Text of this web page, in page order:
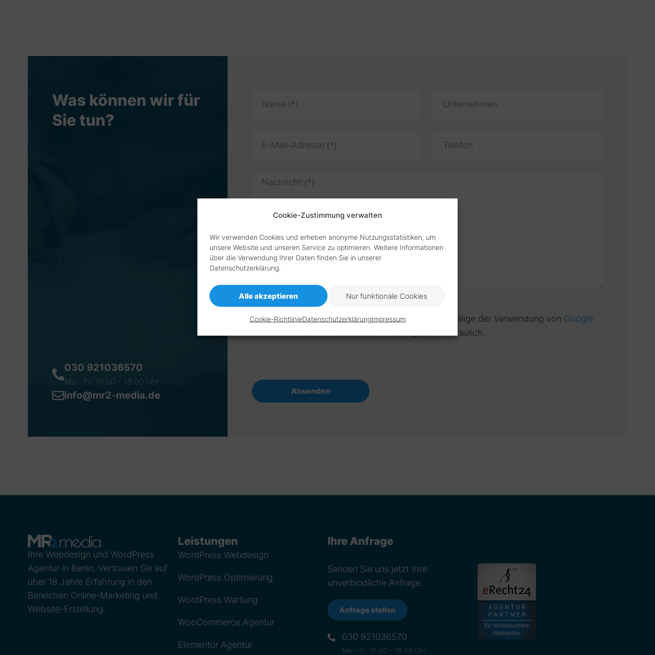
Cookie-Zustimmung verwalten
Wir verwenden Cookies und erheben anonyme Nutzungsstatistiken, um
unsere Website und unseren Service zu optimieren. Weitere Informationen
über die Verwendung Ihrer Daten finden Sie in unserer
Datenschutzerklärung.
Alle akzeptieren Nur funktionale Cookies
Cookie-RichtlinieDatenschutzerklärungImpressum
Was können wir für
Sie tun?
030 921036570
Mo - Fr: 10.00 - 18.00 Uhr
info@mr2-media.de
Ich akzeptiere dieDatenschutzerklärung und willige der Verwendung von Google
reCAPTCHAein. Wir behandeln Ihre Angaben vertraulich.
Absenden
Ihre Webdesign und WordPress
Agentur in Berlin. Vertrauen Sie auf
über 18 Jahre Erfahrung in den
Bereichen Online-Marketing und
Website-Erstellung.
Leistungen
WordPress Webdesign
WordPress Optimierung
WordPress Wartung
WooCommerce Agentur
Elementor Agentur
Ihre Anfrage
Senden Sie uns jetzt Ihre
unverbindliche Anfrage.
Anfrage stellen
030 921036570
Mo – Fr: 10.00 – 18.00 Uhr